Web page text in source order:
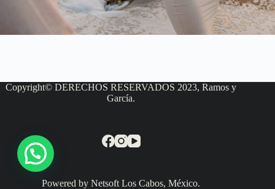
Copyright© DERECHOS RESERVADOS 2023, Ramos y
García.
Powered by Netsoft Los Cabos, México.